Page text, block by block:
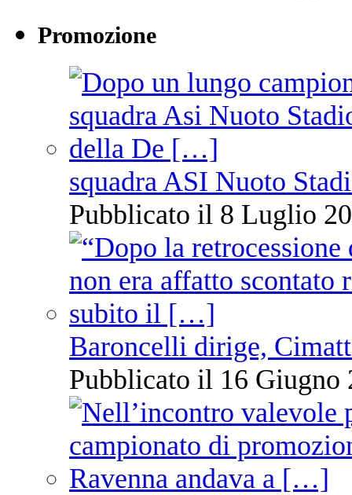
Promozione
squadra ASI Nuoto
Pubblicato il 8 Luglio
Baroncelli dirige,
Pubblicato il 16 Giugno